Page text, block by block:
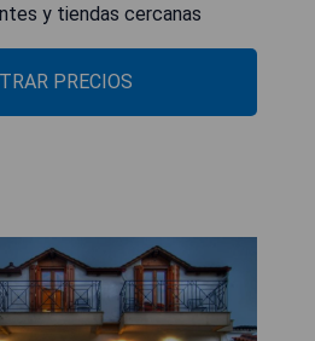
y tiendas cercanas
PRECIOS